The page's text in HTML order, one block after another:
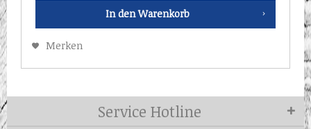
In den Warenkorb
Merken
Service Hotline